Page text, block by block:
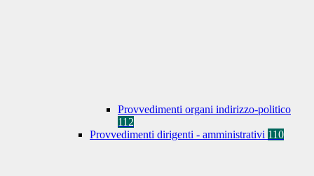
Provvedimenti organi indirizzo-politico
112
Provvedimenti dirigenti - amministrativi 110